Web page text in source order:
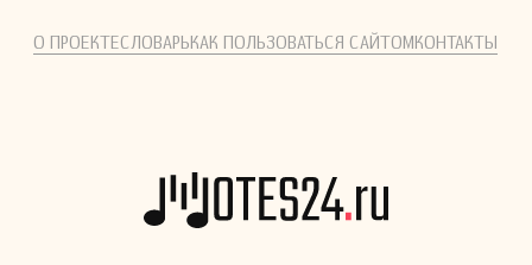
О ПРОЕКТЕСЛОВАРЬКАК ПОЛЬЗОВАТЬСЯ САЙТОМКОНТАКТЫ